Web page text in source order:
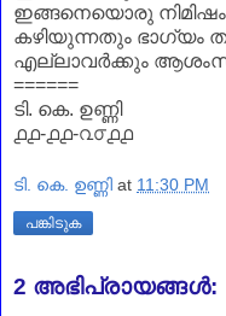
ഇങ്ങനെയൊരു
കഴിയുന്നതും ഭാഗ്യം
എല്ലാവർക്കും
======
ടി. കെ. ഉണ്ണി
൧൧-൧൧-൨൦൧൧
ടി. കെ. ഉണ്ണി at 11:30 PM
പങ്കിടുക
2 അഭിപ്രായങ്ങൾ: